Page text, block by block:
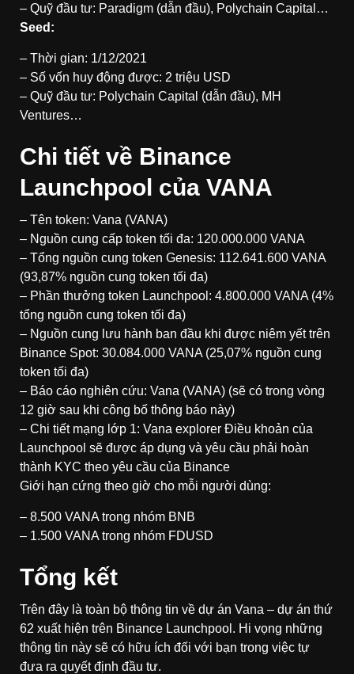
– Quỹ đầu tư: Paradigm (dẫn đầu), Polychain Capital…
Seed:
– Thời gian: 1/12/2021
– Số vốn huy động được: 2 triệu USD
– Quỹ đầu tư: Polychain Capital (dẫn đầu), MH
Ventures…
Chi tiết về Binance
Launchpool của VANA
– Tên token: Vana (VANA)
– Nguồn cung cấp token tối đa: 120.000.000 VANA
– Tổng nguồn cung token Genesis: 112.641.600 VANA
(93,87% nguồn cung token tối đa)
– Phần thưởng token Launchpool: 4.800.000 VANA (4%
tổng nguồn cung token tối đa)
– Nguồn cung lưu hành ban đầu khi được niêm yết trên
Binance Spot: 30.084.000 VANA (25,07% nguồn cung
token tối đa)
– Báo cáo nghiên cứu: Vana (VANA) (sẽ có trong vòng
12 giờ sau khi công bố thông báo này)
– Chi tiết mạng lớp 1: Vana explorer Điều khoản của
Launchpool sẽ được áp dụng và yêu cầu phải hoàn
thành KYC theo yêu cầu của Binance
Giới hạn cứng theo giờ cho mỗi người dùng:
– 8.500 VANA trong nhóm BNB
– 1.500 VANA trong nhóm FDUSD
Tổng kết
Trên đây là toàn bộ thông tin về dự án Vana – dự án thứ
62 xuất hiện trên Binance Launchpool. Hi vọng những
thông tin này sẽ có hữu ích đối với bạn trong việc tự
đưa ra quyết định đầu tư.